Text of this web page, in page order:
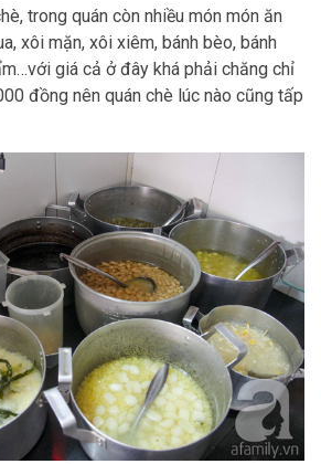
trong quán còn nhiều món món ăn
xôi mặn, xôi xiêm, bánh bèo, bánh
giá cả ở đây khá phải chăng chỉ
đồng nên quán chè lúc nào cũng tấp